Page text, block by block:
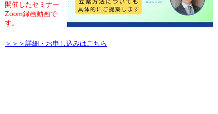
開催したセミナー
Zoom録画動画で
す。
＞＞＞詳細・お申し込みはこちら